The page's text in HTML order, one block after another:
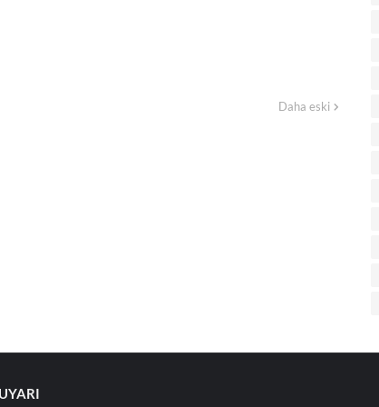
Daha eski